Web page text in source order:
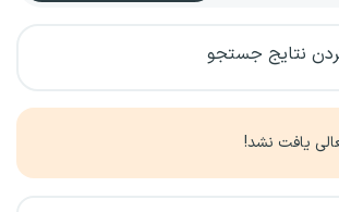
نتایج جستجو
یافت نشد!